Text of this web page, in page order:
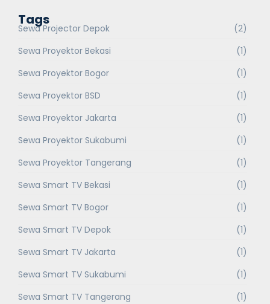
Tags
Sewa Projector Depok
(2)
Sewa Proyektor Bekasi
(1)
Sewa Proyektor Bogor
(1)
Sewa Proyektor BSD
(1)
Sewa Proyektor Jakarta
(1)
Sewa Proyektor Sukabumi
(1)
Sewa Proyektor Tangerang
(1)
Sewa Smart TV Bekasi
(1)
Sewa Smart TV Bogor
(1)
Sewa Smart TV Depok
(1)
Sewa Smart TV Jakarta
(1)
Sewa Smart TV Sukabumi
(1)
Sewa Smart TV Tangerang
(1)